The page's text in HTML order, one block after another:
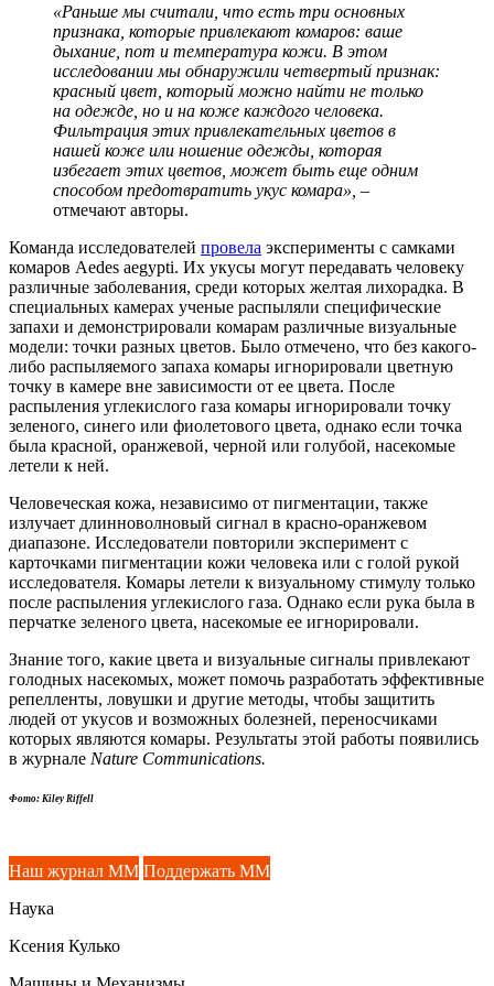
«Раньше мы считали, что есть три основных
признака, которые привлекают комаров: ваше
дыхание, пот и температура кожи. В этом
исследовании мы обнаружили четвертый признак:
красный цвет, который можно найти не только
на одежде, но и на коже каждого человека.
Фильтрация этих привлекательных цветов в
нашей коже или ношение одежды, которая
избегает этих цветов, может быть еще одним
способом предотвратить укус комара», –
отмечают авторы.
Команда исследователей провела эксперименты с самками
комаров Aedes aegypti. Их укусы могут передавать человеку
различные заболевания, среди которых желтая лихорадка. В
специальных камерах ученые распыляли специфические
запахи и демонстрировали комарам различные визуальные
модели: точки разных цветов. Было отмечено, что без какого-
либо распыляемого запаха комары игнорировали цветную
точку в камере вне зависимости от ее цвета. После
распыления углекислого газа комары игнорировали точку
зеленого, синего или фиолетового цвета, однако если точка
была красной, оранжевой, черной или голубой, насекомые
летели к ней.
Человеческая кожа, независимо от пигментации, также
излучает длинноволновый сигнал в красно-оранжевом
диапазоне. Исследователи повторили эксперимент с
карточками пигментации кожи человека или с голой рукой
исследователя. Комары летели к визуальному стимулу только
после распыления углекислого газа. Однако если рука была в
перчатке зеленого цвета, насекомые ее игнорировали.
Знание того, какие цвета и визуальные сигналы привлекают
голодных насекомых, может помочь разработать эффективные
репелленты, ловушки и другие методы, чтобы защитить
людей от укусов и возможных болезней, переносчиками
которых являются комары. Результаты этой работы появились
в журнале Nature Communications.
Фото: Kiley Riffell
Наш журнал ММ Поддержать ММ
Наука
Ксения Кулько